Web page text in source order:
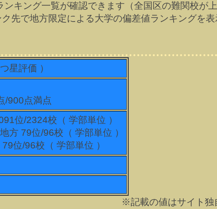
キング一覧が確認できます（全国区の難関校が
で地方限定による大学の偏差値ランキングを表
つ星評価 ）
/900点満点
位/2324校（ 学部単位 ）
方 79位/96校（ 学部単位 ）
位/96校（ 学部単位 ）
※記載の値はサイト独